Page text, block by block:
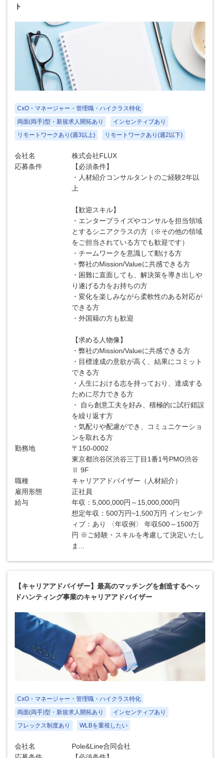
ト
CxO・マネージャー・管理職・ハイクラス特化
両面(両手)型・新規求人開拓あり
インセンティブあり
リモートワークあり(週3以上)
リモートワークあり(週2以下)
会社名
株式会社FLUX
応募条件
【必須条件】
・人材紹介コンサルタントのご経験2年以
上
【歓迎スキル】
・エンタープライズやコンサルを担当領域
とするシニアクラスの方（※その他の領域
をご担当されている方でも歓迎です）
・チームワークを意識して動ける方
・弊社のMission/Valueに共感できる方
・困難に直面しても、解決策を導き出しや
り遂げる力をお持ちの方
・変化を楽しみながら柔軟性のある対応が
できる方
・外国籍の方も歓迎
【求める人物像】
・弊社のMission/Valueに共感できる方
・目標達成の意欲が高く、結果にコミット
できる方
・人生における志を持っており、達成する
ために尽力できる方
・ 自ら創意工夫を好み、積極的に試行錯誤
を繰り返す方
・気配りや配慮ができ、コミュニケーショ
ンを取れる方
勤務地
〒150-0002
東京都渋谷区渋谷三丁目1番1号PMO渋谷
Ⅱ 9F
職種
キャリアアドバイザー（人材紹介）
雇用形態
正社員
給与
年収：5,000,000円～15,000,000円
想定年収：500万円~1,500万円 インセンテ
ィブ：あり 〈年収例〉 年収500～1500万
円 ※ご経験・スキルを考慮して決定いたし
ま...
【キャリアアドバイザー】最高のマッチングを創造するヘッ
ドハンティング事業のキャリアアドバイザー
CxO・マネージャー・管理職・ハイクラス特化
両面(両手)型・新規求人開拓あり
インセンティブあり
フレックス制度あり
WLBを重視したい
会社名
Pole&Line合同会社